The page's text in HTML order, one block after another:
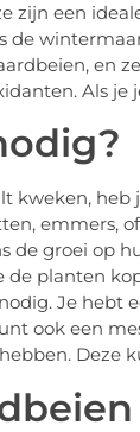
zijn een
de
en
Als
kweken,
emmers,
de groei op
planten
Je hebt
ook een
Deze